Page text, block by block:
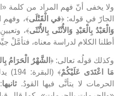
ولا يخفى أنّ فهم المراد من كلمة
الجارّ في قوله: ﴿في الْقَتْلَى﴾، وفهمِ
وَالْعَبْدُ بِالْعَبْدِ وَالأُنْثَى بِالأُنْثَى﴾،
أطلنا الكلام لدراسة معناه، فتأمَّلْ
وكذلك قولُه تعالى: ﴿ الشَّهْرُ الْحَرَامُ
مَا اعْتَدَى عَلَيْكُمْ﴾ (البقرة: 194) يدلّ بوجوه ثلاثة على أنّ هذا المعنى هو المعنيّ بالقصاص:
الحرمات لا يتأتَّى فيها القودُ.ثانيها